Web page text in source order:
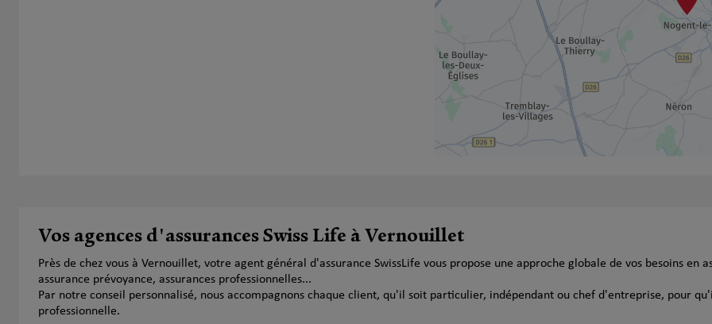
Vos agences d'assurances Swiss Life à Vernouillet
Près de chez vous à Vernouillet, votre agent général d'assurance SwissLife vous propose une approche globale de vos besoins
assurance prévoyance, assurances professionnelles...
Par notre conseil personnalisé, nous accompagnons chaque client, qu'il soit particulier, indépendant ou chef d'entreprise, pour
professionnelle.